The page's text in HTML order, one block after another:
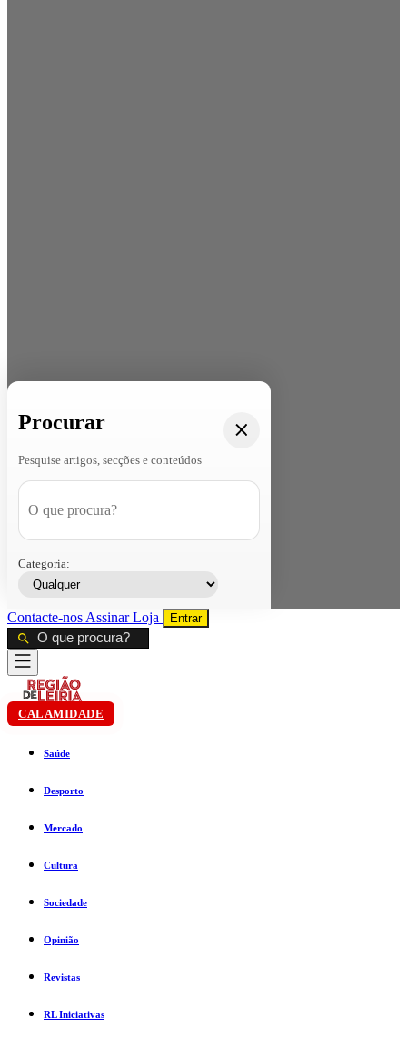
Procurar
Pesquise artigos, secções e conteúdos
Categoria:
Contacte-nos AssinarLoja Entrar
CALAMIDADE
Saúde
Desporto
Mercado
Cultura
Sociedade
Opinião
Revistas
RL Iniciativas